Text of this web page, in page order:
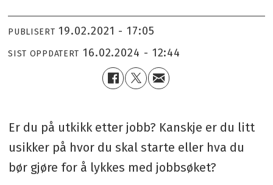
PUBLISERT 19.02.2021 - 17:05
SIST OPPDATERT 16.02.2024 - 12:44
Er du på utkikk etter jobb? Kanskje er du litt
usikker på hvor du skal starte eller hva du
bør gjøre for å lykkes med jobbsøket?